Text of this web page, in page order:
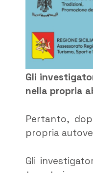
Gli
nella propria
Pertanto,
propria
Gli